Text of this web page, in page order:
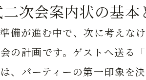
次会案内状の基本
備が進む中で、次に考えな
の計画です。ゲストへ送る
、パーティーの第一印象を